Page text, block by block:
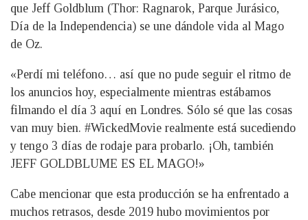
que Jeff Goldblum (Thor: Ragnarok, Parque Jurásico,
Día de la Independencia) se une dándole vida al Mago
de Oz.
«Perdí mi teléfono… así que no pude seguir el ritmo de
los anuncios hoy, especialmente mientras estábamos
filmando el día 3 aquí en Londres. Sólo sé que las cosas
van muy bien. #WickedMovie realmente está sucediendo
y tengo 3 días de rodaje para probarlo. ¡Oh, también
JEFF GOLDBLUME ES EL MAGO!»
Cabe mencionar que esta producción se ha enfrentado a
muchos retrasos, desde 2019 hubo movimientos por